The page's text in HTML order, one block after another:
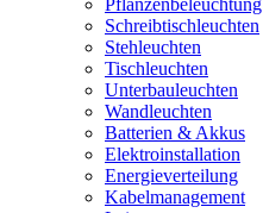
Pflanzenbeleuchtung
Schreibtischleuchten
Stehleuchten
Tischleuchten
Unterbauleuchten
Wandleuchten
Batterien & Akkus
Elektroinstallation
Energieverteilung
Kabelmanagement